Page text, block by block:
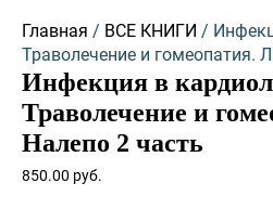
Главная / ВСЕ КНИГИ /
Траволечение и гомеопатия.
Инфекция в
Траволечение и
Налепо 2 часть
850.00 руб.
гомеопатия.
Л.
Ф.
Налепо
часть